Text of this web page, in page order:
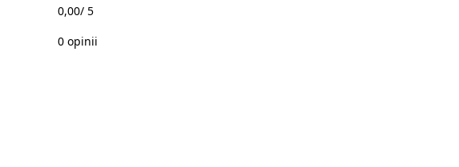
0,00/ 5
0 opinii